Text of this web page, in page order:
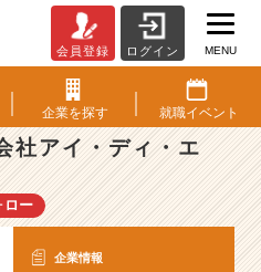
会員登録 ログイン MENU
企業を探す 就職イベント
社アイ・ディ・エ
ロー
企業情報